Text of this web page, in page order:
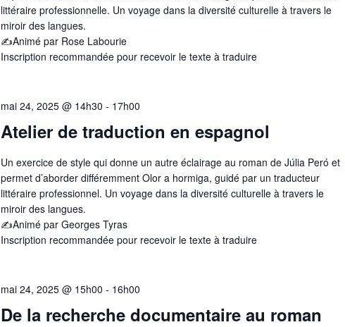
littéraire professionnelle. Un voyage dans la diversité culturelle à travers le
miroir des langues.
✍️Animé par Rose Labourie
Inscription recommandée pour recevoir le texte à traduire
mai 24, 2025 @ 14h30 - 17h00
Atelier de traduction en espagnol
Un exercice de style qui donne un autre éclairage au roman de Júlia Peró et
permet d’aborder différemment Olor a hormiga, guidé par un traducteur
littéraire professionnel. Un voyage dans la diversité culturelle à travers le
miroir des langues.
✍️Animé par Georges Tyras
Inscription recommandée pour recevoir le texte à traduire
mai 24, 2025 @ 15h00 - 16h00
De la recherche documentaire au roman